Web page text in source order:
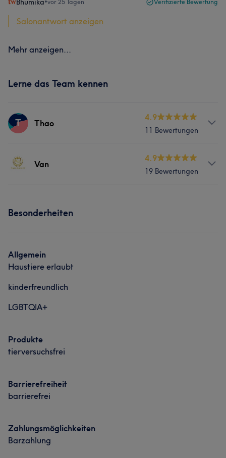
Bhumika•vor 25 Tagen Verifizierte Bewertung
Salonantwort anzeigen
Mehr anzeigen...
Lerne das Team kennen
T Thao
4.9
11 Bewertungen
Services
Portfolio
Van
4.9
19 Bewertungen
Portfolio
Besonderheiten
Allgemein
Haustiere erlaubt
kinderfreundlich
LGBTQIA+
Produkte
tierversuchsfrei
Barrierefreiheit
barrierefrei
Zahlungsmöglichkeiten
Barzahlung